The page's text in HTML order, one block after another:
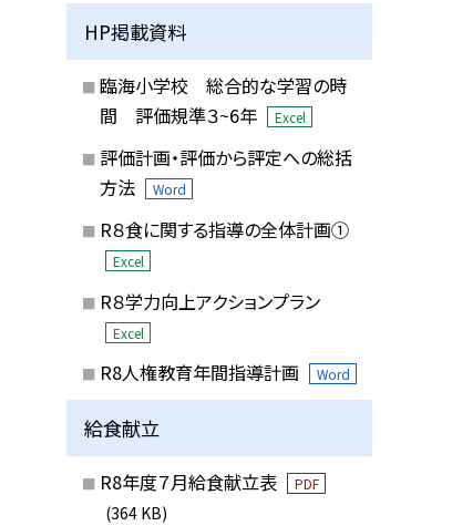
HP掲載資料
臨海小学校 総合的な学習の時
間 評価規準３~6年
Excel
評価計画・評価から評定への総括
方法
Word
R８食に関する指導の全体計画①
Excel
R８学力向上アクションプラン
Excel
R8人権教育年間指導計画 Word
給食献立
R8年度７月給食献立表 PDF
(364 KB)